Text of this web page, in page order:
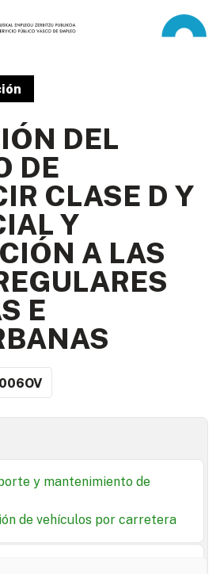
DEL
DE
CLASE D Y
Y
A LAS
E
y mantenimiento de
de vehículos por carretera